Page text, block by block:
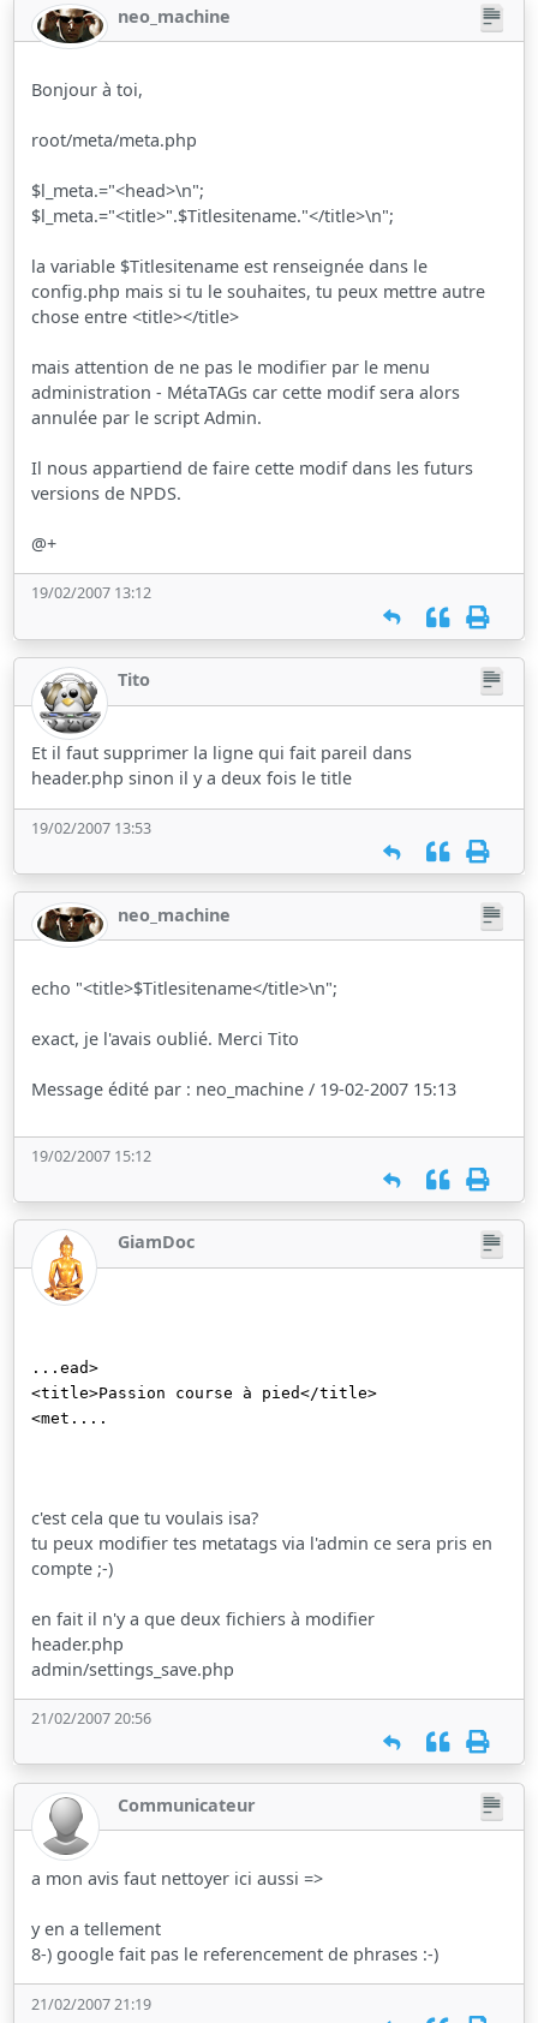
neo_machine
Bonjour à toi,
root/meta/meta.php
$l_meta.="<head>\n";
$l_meta.="<title>".$Titlesitename."</title>\n";
la variable $Titlesitename est renseignée dans le
config.php mais si tu le souhaites, tu peux mettre autre
chose entre <title></title>
mais attention de ne pas le modifier par le menu
administration - MétaTAGs car cette modif sera alors
annulée par le script Admin.
Il nous appartiend de faire cette modif dans les futurs
versions de NPDS.
@+
19/02/2007 13:12
Tito
Et il faut supprimer la ligne qui fait pareil dans
header.php sinon il y a deux fois le title
19/02/2007 13:53
neo_machine
echo "<title>$Titlesitename</title>\n";
exact, je l'avais oublié. Merci Tito
Message édité par : neo_machine / 19-02-2007 15:13
19/02/2007 15:12
GiamDoc
...ead>
<title>Passion course à pied</title>
<met....
c'est cela que tu voulais isa?
tu peux modifier tes metatags via l'admin ce sera pris en
compte ;-)
en fait il n'y a que deux fichiers à modifier
header.php
admin/settings_save.php
21/02/2007 20:56
Communicateur
a mon avis faut nettoyer ici aussi =>
y en a tellement
8-) google fait pas le referencement de phrases :-)
21/02/2007 21:19